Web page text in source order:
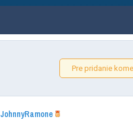
Pre pridanie
JohnnyRamone